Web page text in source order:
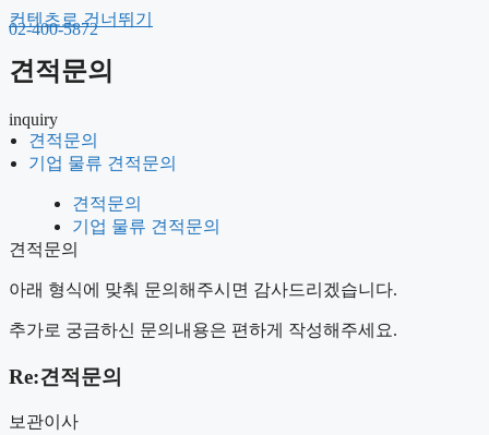
컨텐츠로 건너뛰기
견적문의
기업 물류 견적문의
02-400-5872
견적문의
inquiry
견적문의
기업 물류 견적문의
견적문의
기업 물류 견적문의
견적문의
아래 형식에 맞춰 문의해주시면 감사드리겠습니다.
추가로 궁금하신 문의내용은 편하게 작성해주세요.
Re:견적문의
보관이사